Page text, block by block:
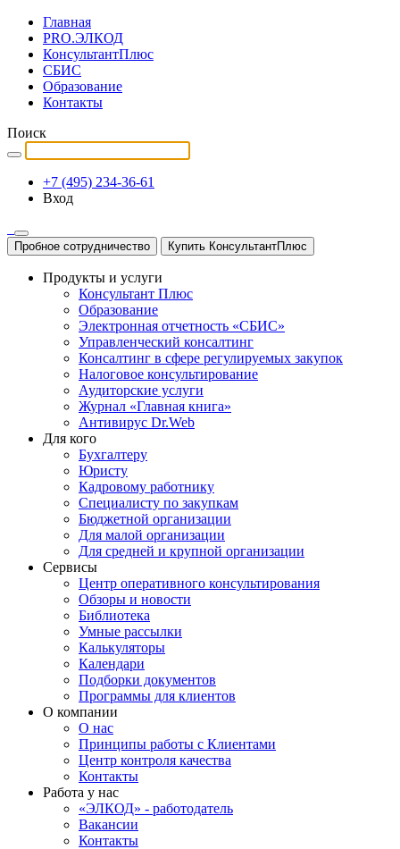
Главная
PRO.ЭЛКОД
КонсультантПлюс
СБИС
Образование
Контакты
Поиск
+7 (495) 234-36-61
Вход
Пробное сотрудничество Купить КонсультантПлюс
Продукты и услуги
Консультант Плюс
Образование
Электронная отчетность «СБИС»
Управленческий консалтинг
Консалтинг в сфере регулируемых закупок
Налоговое консультирование
Аудиторские услуги
Журнал «Главная книга»
Антивирус Dr.Web
Для кого
Бухгалтеру
Юристу
Кадровому работнику
Специалисту по закупкам
Бюджетной организации
Для малой организации
Для средней и крупной организации
Сервисы
Центр оперативного консультирования
Обзоры и новости
Библиотека
Умные рассылки
Калькуляторы
Календари
Подборки документов
Программы для клиентов
О компании
О нас
Принципы работы с Клиентами
Центр контроля качества
Контакты
Работа у нас
«ЭЛКОД» - работодатель
Вакансии
Контакты